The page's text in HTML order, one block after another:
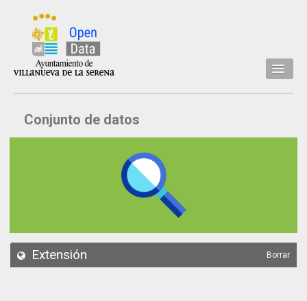
Inicio
Datos
API
Conjunto de datos
Extensión Borrar